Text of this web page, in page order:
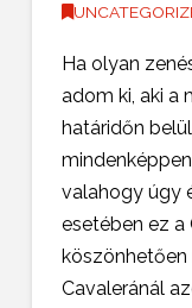
Ha olyan
adom ki, aki a
határidőn
valahogy úgy
esetében ez a
Cavaleránál